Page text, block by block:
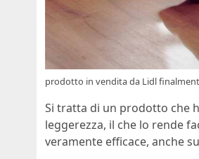
prodotto in vendita da Lidl
Si tratta di un prodotto che
leggerezza, il che lo rende
veramente efficace, anche